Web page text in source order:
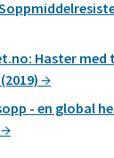
Haster
- en global